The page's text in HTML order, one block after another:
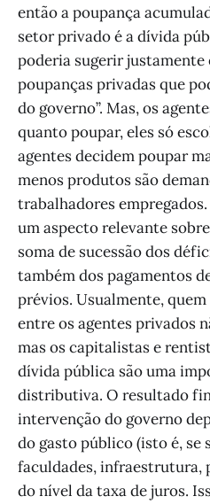
então a poupança
setor privado é a dívida
poderia sugerir justamente
poupanças privadas que
do governo”. Mas, os
quanto poupar, eles só
agentes decidem poupar
menos produtos são
trabalhadores
um aspecto relevante
soma de sucessão dos
também dos pagamentos
prévios. Usualmente,
entre os agentes privados
mas os capitalistas e
dívida pública são uma
distributiva. O resultado
intervenção do governo
do gasto público (isto é, se
faculdades, infraestrutura,
do nível da taxa de juros.